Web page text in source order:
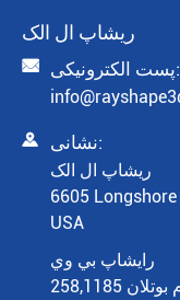
ريشاپ ال الک
 پست الکترونیکی:
 نشانی:
ريشاپ ال الک
6605
USA
رايشاپ بي وي